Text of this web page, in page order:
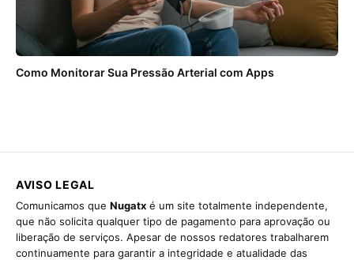
Como Monitorar Sua Pressão Arterial com Apps
AVISO LEGAL
Comunicamos que Nugatx é um site totalmente independente,
que não solicita qualquer tipo de pagamento para aprovação ou
liberação de serviços. Apesar de nossos redatores trabalharem
continuamente para garantir a integridade e atualidade das